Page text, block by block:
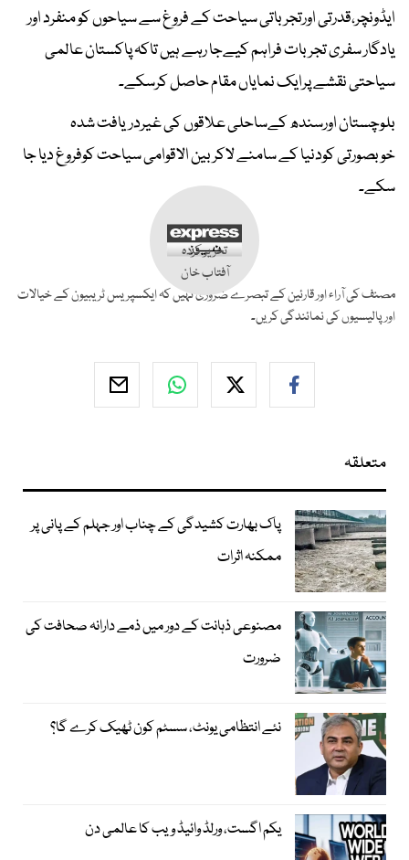
ایڈونچر،قدرتی اورتجرباتی سیاحت کے فروغ سے سیاحوں کو منفرد اور
یادگار سفری تجربات فراہم کیےجا رہے ہیں تاکہ پاکستان عالمی
سیاحتی نقشے پرایک نمایاں مقام حاصل کرسکے۔
بلوچستان اورسندھ کےساحلی علاقوں کی غیردریافت شدہ
خوبصورتی کودنیا کے سامنے لاکر بین الاقوامی سیاحت کوفروغ دیا جا
سکے۔
تحریر کردہ
آفتاب خان
مصنف کی آراء اور قارئین کے تبصرے ضروری نہیں کہ ایکسپریس ٹریبیون کے خیالات
اور پالیسیوں کی نمائندگی کریں۔
متعلقہ
پاک بھارت کشیدگی کے چناب اور جہلم کے پانی پر
ممکنہ اثرات
مصنوعی ذہانت کے دور میں ذمے دارانہ صحافت کی
ضرورت
نئے انتظامی یونٹ، سسٹم کون ٹھیک کرے گا؟
یکم اگست، ورلڈ وائیڈ ویب کا عالمی دن